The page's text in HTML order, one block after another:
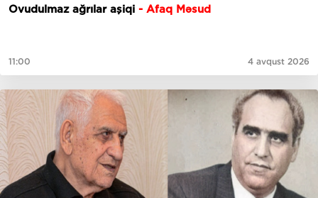
Ovudulmaz ağrılar aşiqi - Afaq Məsud
11:00 4 avqust 2026